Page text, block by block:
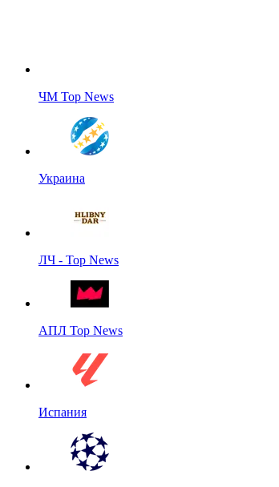
ЧМ Top News
Украина
ЛЧ - Top News
АПЛ Top News
Испания